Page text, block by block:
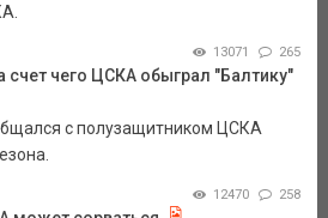
13071 265
счет чего ЦСКА обыграл "Балтику"
с полузащитником ЦСКА
12470 258